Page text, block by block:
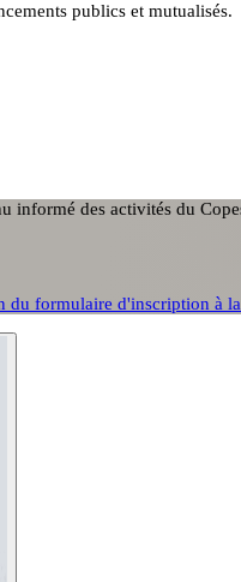
publics et mutualisés.
informé des activités du
formulaire d'inscription à la